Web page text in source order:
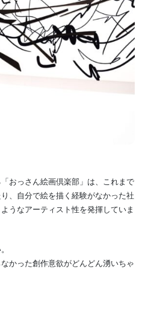
おっさん絵画倶楽部」は、これまで
、自分で絵を描く経験がなかった社
うなアーティスト性を発揮していま
かった創作意欲がどんどん湧いちゃ